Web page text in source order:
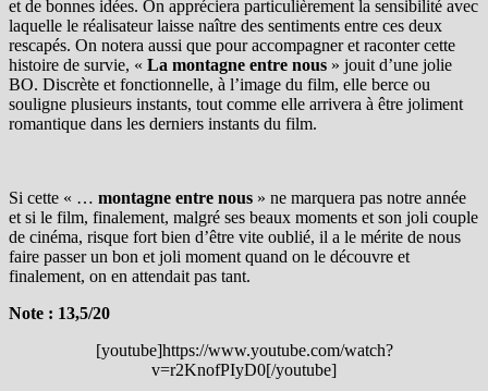
et de bonnes idées. On appréciera particulièrement la sensibilité avec
laquelle le réalisateur laisse naître des sentiments entre ces deux
rescapés. On notera aussi que pour accompagner et raconter cette
histoire de survie, « La montagne entre nous » jouit d’une jolie
BO. Discrète et fonctionnelle, à l’image du film, elle berce ou
souligne plusieurs instants, tout comme elle arrivera à être joliment
romantique dans les derniers instants du film.
Si cette « … montagne entre nous » ne marquera pas notre année
et si le film, finalement, malgré ses beaux moments et son joli couple
de cinéma, risque fort bien d’être vite oublié, il a le mérite de nous
faire passer un bon et joli moment quand on le découvre et
finalement, on en attendait pas tant.
Note : 13,5/20
[youtube]https://www.youtube.com/watch?
v=r2KnofPIyD0[/youtube]